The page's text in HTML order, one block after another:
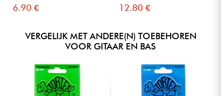
6.90 € 12.80 €
VERGELIJK MET ANDERE(N) TOEBEHOREN
VOOR GITAAR EN BAS